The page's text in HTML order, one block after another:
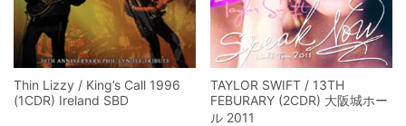
Thin Lizzy / King’s Call 1996
(1CDR) Ireland SBD
TAYLOR SWIFT / 13TH
FEBURARY (2CDR) 大阪城ホー
ル 2011